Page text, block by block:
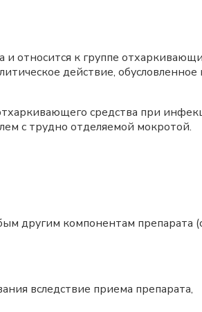
относится к группе
действие, обусловленное
средства при
с трудно отделяемой мокротой.
другим компонентам препарата
вследствие приема препарата,